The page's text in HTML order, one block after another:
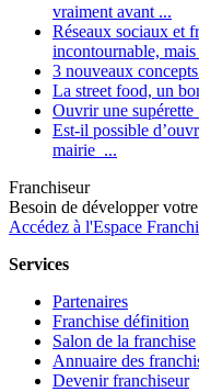
vraiment avant ...
Réseaux sociaux et
incontournable, mais
3 nouveaux
La street food, un
Ouvrir une
Est-il possible
mairie ...
Franchiseur
Besoin de développer votre
Accédez à l'Espace
Services
Partenaires
Franchise définition
Salon de la franchise
Annuaire des
Devenir franchiseur